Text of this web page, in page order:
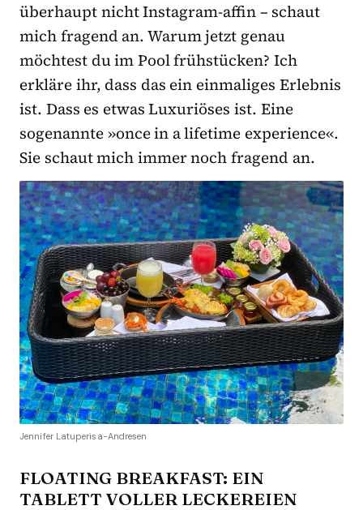
überhaupt nicht Instagram-affin – schaut
mich fragend an. Warum jetzt genau
möchtest du im Pool frühstücken? Ich
erkläre ihr, dass das ein einmaliges Erlebnis
ist. Dass es etwas Luxuriöses ist. Eine
sogenannte »once in a lifetime experience«.
Sie schaut mich immer noch fragend an.
Jennifer Latuperisa-Andresen
FLOATING BREAKFAST: EIN
TABLETT VOLLER LECKEREIEN